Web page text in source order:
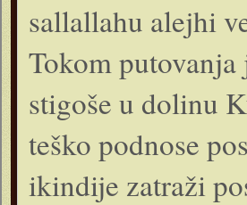
sallallahu alejhi
Tokom
stigoše u dolinu
teško podnose
ikindije zatraži